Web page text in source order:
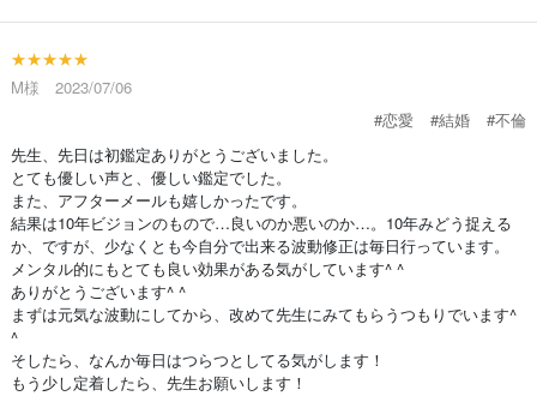
★★★★★
M様 2023/07/06
#恋愛
#結婚
#不倫
先生、先日は初鑑定ありがとうございました。
とても優しい声と、優しい鑑定でした。
また、アフターメールも嬉しかったです。
結果は10年ビジョンのもので…良いのか悪いのか…。10年みどう捉える
か、ですが、少なくとも今自分で出来る波動修正は毎日行っています。
メンタル的にもとても良い効果がある気がしています^ ^
ありがとうございます^ ^
まずは元気な波動にしてから、改めて先生にみてもらうつもりでいます^
^
そしたら、なんか毎日はつらつとしてる気がします！
もう少し定着したら、先生お願いします！